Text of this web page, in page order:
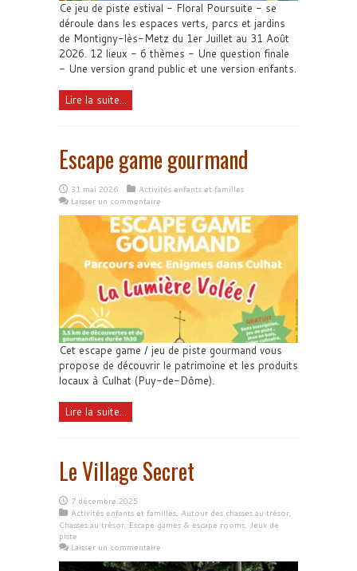
Ce jeu de piste estival - Floral Poursuite - se
déroule dans les espaces verts, parcs et jardins
de Montigny-lès-Metz du 1er Juillet au 31 Août
2026. 12 lieux - 6 thèmes - Une question finale
- Une version grand public et une version enfants.
Lire la suite...
Escape game gourmand
31 mai 2026
Activités enfants et familles
Laisser un commentaire
Cet escape game / jeu de piste gourmand vous
propose de découvrir le patrimoine et les produits
locaux à Culhat (Puy-de-Dôme).
Lire la suite...
Le Village Secret
7 décembre 2025
Activités enfants et familles, Autour des chasses au trésor,
Chasses au trésor, Escape games & escape rooms, Jeux de
piste
Laisser un commentaire